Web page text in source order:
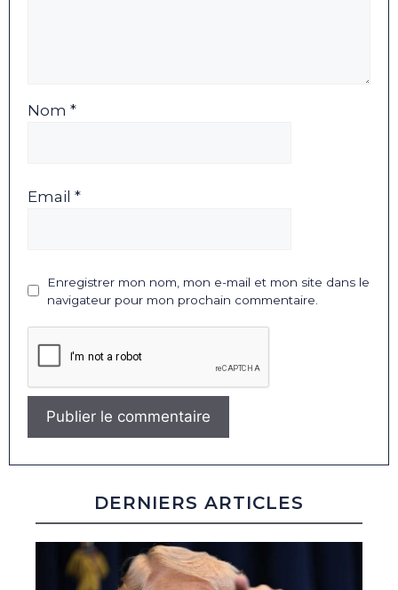
Nom *
Email *
Enregistrer mon nom, mon e-mail et mon site dans le
navigateur pour mon prochain commentaire.
DERNIERS ARTICLES